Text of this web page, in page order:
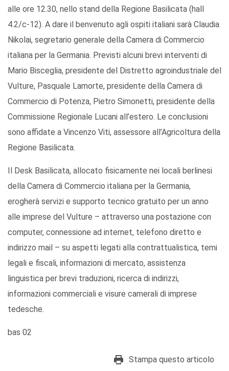
alle ore 12.30, nello stand della Regione Basilicata (hall
4.2/c-12). A dare il benvenuto agli ospiti italiani sarà Claudia
Nikolai, segretario generale della Camera di Commercio
italiana per la Germania. Previsti alcuni brevi interventi di
Mario Bisceglia, presidente del Distretto agroindustriale del
Vulture, Pasquale Lamorte, presidente della Camera di
Commercio di Potenza, Pietro Simonetti, presidente della
Commissione Regionale Lucani all’estero. Le conclusioni
sono affidate a Vincenzo Viti, assessore all’Agricoltura della
Regione Basilicata.
Il Desk Basilicata, allocato fisicamente nei locali berlinesi
della Camera di Commercio italiana per la Germania,
erogherà servizi e supporto tecnico gratuito per un anno
alle imprese del Vulture – attraverso una postazione con
computer, connessione ad internet, telefono diretto e
indirizzo mail – su aspetti legati alla contrattualistica, temi
legali e fiscali, informazioni di mercato, assistenza
linguistica per brevi traduzioni, ricerca di indirizzi,
informazioni commerciali e visure camerali di imprese
tedesche.
bas 02
Stampa questo articolo